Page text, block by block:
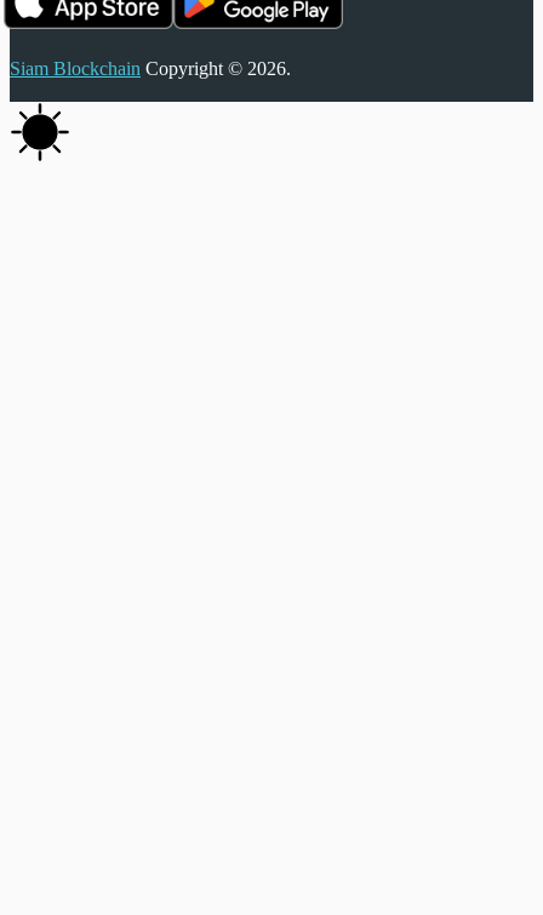
Siam Blockchain Copyright © 2026.